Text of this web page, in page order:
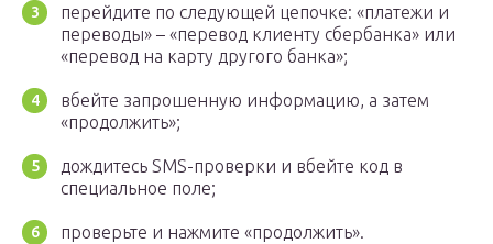
перейдите по следующей цепочке: «платежи и
переводы» – «перевод клиенту сбербанка» или
«перевод на карту другого банка»;
вбейте запрошенную информацию, а затем
«продолжить»;
дождитесь SMS-проверки и вбейте код в
специальное поле;
проверьте и нажмите «продолжить».